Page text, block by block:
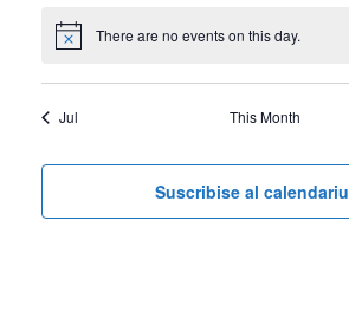
Notice There are no events on this day.
Jul This Month
Suscribise al calendariu